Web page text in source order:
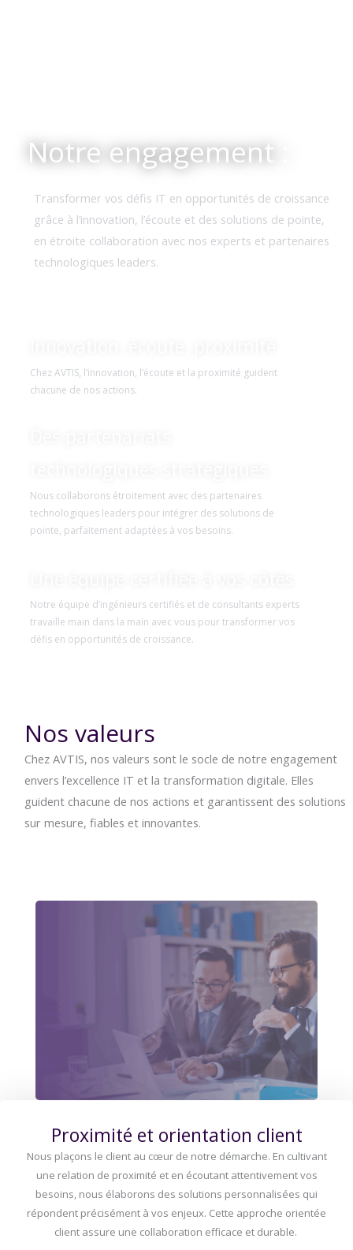
Notre engagement :
Transformer vos défis IT en opportunités de croissance
grâce à l’innovation, l’écoute et des solutions de pointe,
en étroite collaboration avec nos experts et partenaires
technologiques leaders.
Chez AVTIS, l’innovation, l’écoute et la proximité guident
chacune de nos actions.
Nous collaborons étroitement avec des partenaires
technologiques leaders pour intégrer des solutions de
pointe, parfaitement adaptées à vos besoins.
Notre équipe d’ingénieurs certifiés et de consultants experts
travaille main dans la main avec vous pour transformer vos
défis en opportunités de croissance.
Nos valeurs
Chez AVTIS, nos valeurs sont le socle de notre engagement
envers l’excellence IT et la transformation digitale. Elles
guident chacune de nos actions et garantissent des solutions
sur mesure, fiables et innovantes.
Proximité et orientation client
Nous plaçons le client au cœur de notre démarche. En cultivant
une relation de proximité et en écoutant attentivement vos
besoins, nous élaborons des solutions personnalisées qui
répondent précisément à vos enjeux. Cette approche orientée
client assure une collaboration efficace et durable.